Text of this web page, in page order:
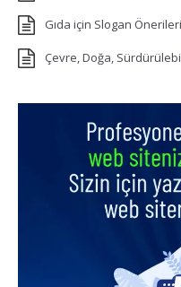
Gıda için Slogan Önerileri
Çevre, Doğa,